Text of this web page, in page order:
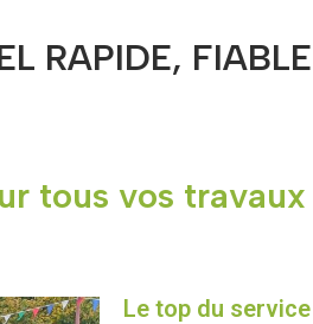
RAPIDE,
tous vos
Le top du